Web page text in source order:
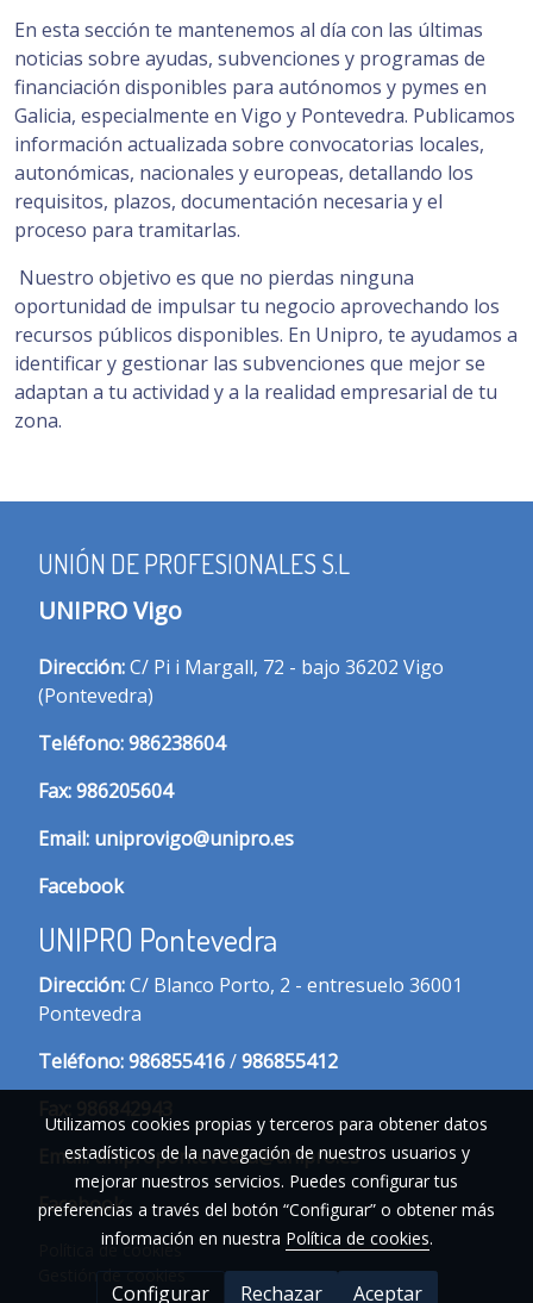
En esta sección te mantenemos al día con las últimas
noticias sobre ayudas, subvenciones y programas de
financiación disponibles para autónomos y pymes en
Galicia, especialmente en Vigo y Pontevedra. Publicamos
información actualizada sobre convocatorias locales,
autonómicas, nacionales y europeas, detallando los
requisitos, plazos, documentación necesaria y el
proceso para tramitarlas.
Nuestro objetivo es que no pierdas ninguna
oportunidad de impulsar tu negocio aprovechando los
recursos públicos disponibles. En Unipro, te ayudamos a
identificar y gestionar las subvenciones que mejor se
adaptan a tu actividad y a la realidad empresarial de tu
zona.
UNIÓN DE PROFESIONALES S.L
UNIPRO Vigo
Dirección:C/ Pi i Margall, 72 - bajo 36202 Vigo
(Pontevedra)
Teléfono:986238604
Fax:986205604
Email: uniprovigo@unipro.es
Facebook
UNIPRO Pontevedra
Dirección:C/ Blanco Porto, 2 - entresuelo 36001
Pontevedra
Teléfono:986855416/986855412
Email:unipropontevedra@unipro.es
Facebook
Política de cookies
Utilizamos cookies propias y terceros para obtener datos
estadísticos de la navegación de nuestros usuarios y
mejorar nuestros servicios. Puedes configurar tus
preferencias a través del botón “Configurar” o obtener más
información en nuestra Política de cookies.
Configurar Rechazar Aceptar